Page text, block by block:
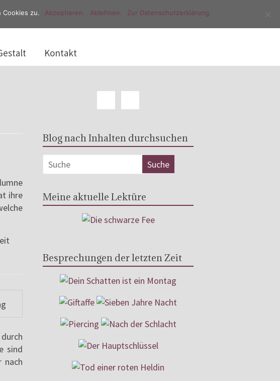
Kontakt
ihre
sind
nach
Blog nach Inhalten durchsuchen
Meine aktuelle Lektüre
Besprechungen der letzten Zeit
Cookies zu. Akzeptieren. Ablehnen. Zur Datenschutzerklärung.